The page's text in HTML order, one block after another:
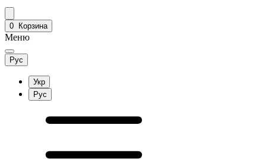
0 Корзина
Меню
Рус
Укр
Рус